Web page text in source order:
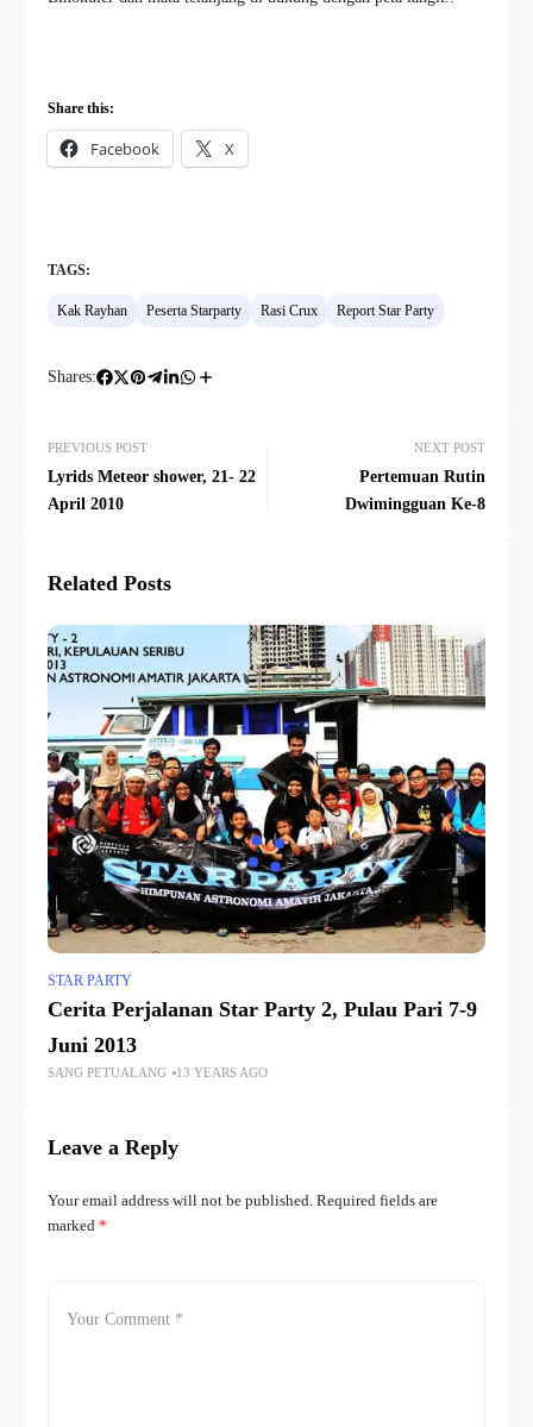
Share this:
Facebook X
TAGS:
Kak Rayhan Peserta Starparty Rasi Crux Report Star Party
Shares:
PREVIOUS POST
Lyrids Meteor shower, 21- 22
April 2010
NEXT POST
Pertemuan Rutin
Dwimingguan Ke-8
Related Posts
STAR PARTY
Cerita Perjalanan Star Party 2, Pulau Pari 7-9
Juni 2013
SANG PETUALANG 13 YEARS AGO
Leave a Reply
Your email address will not be published. Required fields are
marked *